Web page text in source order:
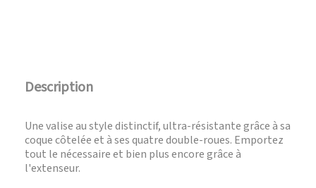
Description
Une valise au style distinctif, ultra-résistante grâce à sa
coque côtelée et à ses quatre double-roues. Emportez
tout le nécessaire et bien plus encore grâce à
l'extenseur.